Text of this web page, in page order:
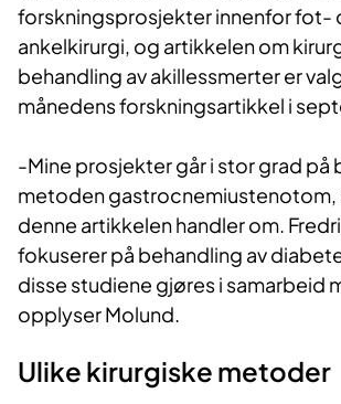
forskningsprosjekter innenfor fot-
ankelkirurgi, og artikkelen om
behandling av akillessmerter er
månedens forskningsartikkel i
-Mine prosjekter går i stor grad på
metoden gastrocnemiustenotom,
denne artikkelen handler om.
fokuserer på behandling av
disse studiene gjøres i samarbeid
opplyser Molund.
Ulike kirurgiske metoder